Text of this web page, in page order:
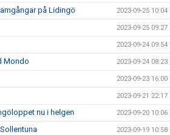
på Lidingö 2023-09-25 10:04
2023-09-25 09:27
2023-09-24 09:54
Mondo 2023-09-24 08:23
2023-09-23 16:00
2023-09-21 22:17
nu i helgen 2023-09-20 10:06
2023-09-19 10:58